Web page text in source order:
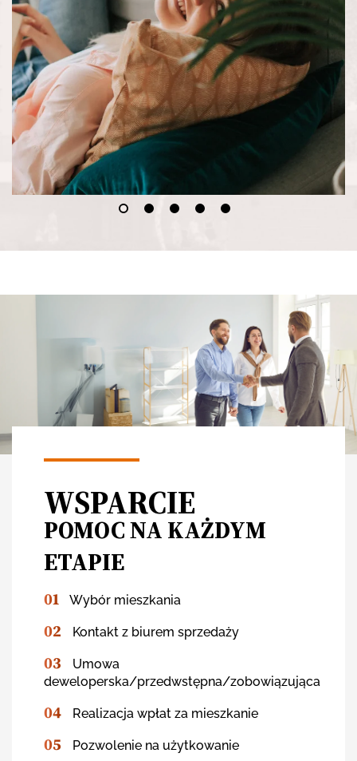
PORTFOLIO
AKTUALNOŚCI
KONTAKT
Eng
WSPARCIE
POMOC NA KAŻDYM
ETAPIE
01 Wybór mieszkania
02 Kontakt z biurem sprzedaży
03
Umowa
deweloperska/przedwstępna/zobowiązująca
04 Realizacja wpłat za mieszkanie
05 Pozwolenie na użytkowanie